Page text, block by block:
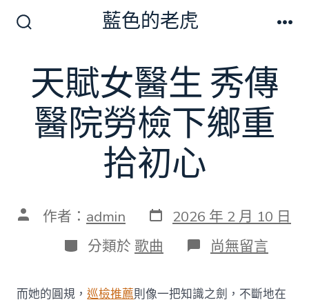
切
換
開
關
藍色的老虎
天賦女醫生 秀傳
醫院勞檢下鄉重
拾初心
文 作者： admin 發
表
日
期
2026 年 2 月 10 日
分
類
分類於 歌曲 在
〈天
女
尚無留言
而她的圓規，巡檢推薦則像一把知識之劍，不斷地在